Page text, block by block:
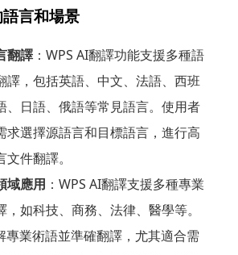
言和場景
翻譯：WPS AI翻譯功能支援多種語
譯，包括英語、中文、法語、西班
、日語、俄語等常見語言。使用者
求選擇源語言和目標語言，進行高
件翻譯。
域應用 ：WPS AI翻譯支援多種專業
，如科技、商務、法律、醫學等。
專業術語並準確翻譯，尤其適合需